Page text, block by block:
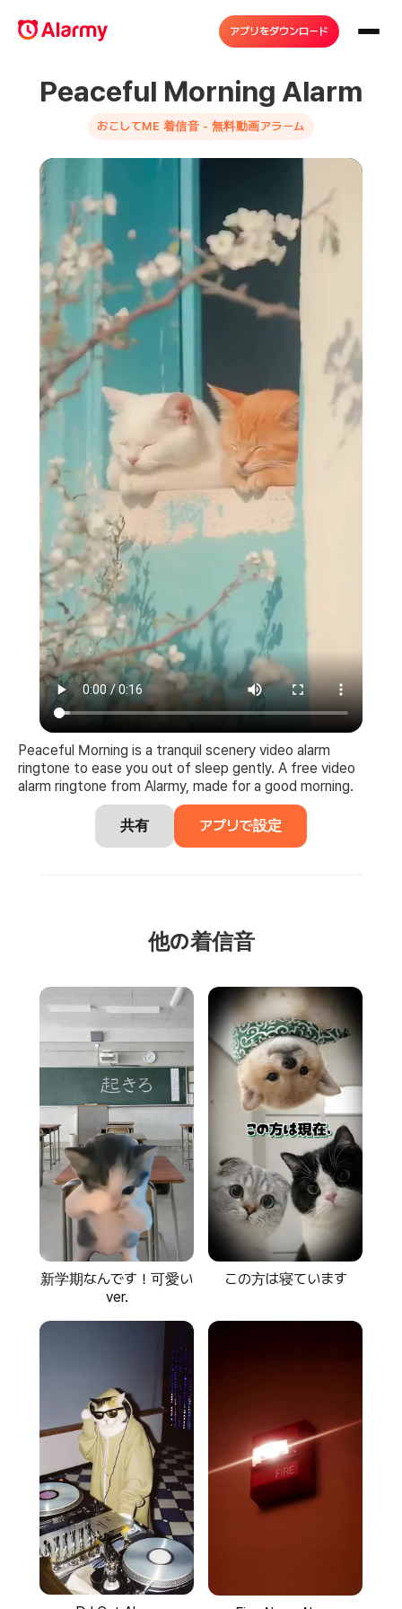
アプリをダウンロード
Peaceful Morning Alarm
おこしてME 着信音 - 無料動画アラーム
Peaceful Morning is a tranquil scenery video alarm
ringtone to ease you out of sleep gently. A free video
alarm ringtone from Alarmy, made for a good morning.
共有 アプリで設定
他の着信音
新学期なんです！可愛い
ver.
この方は寝ています